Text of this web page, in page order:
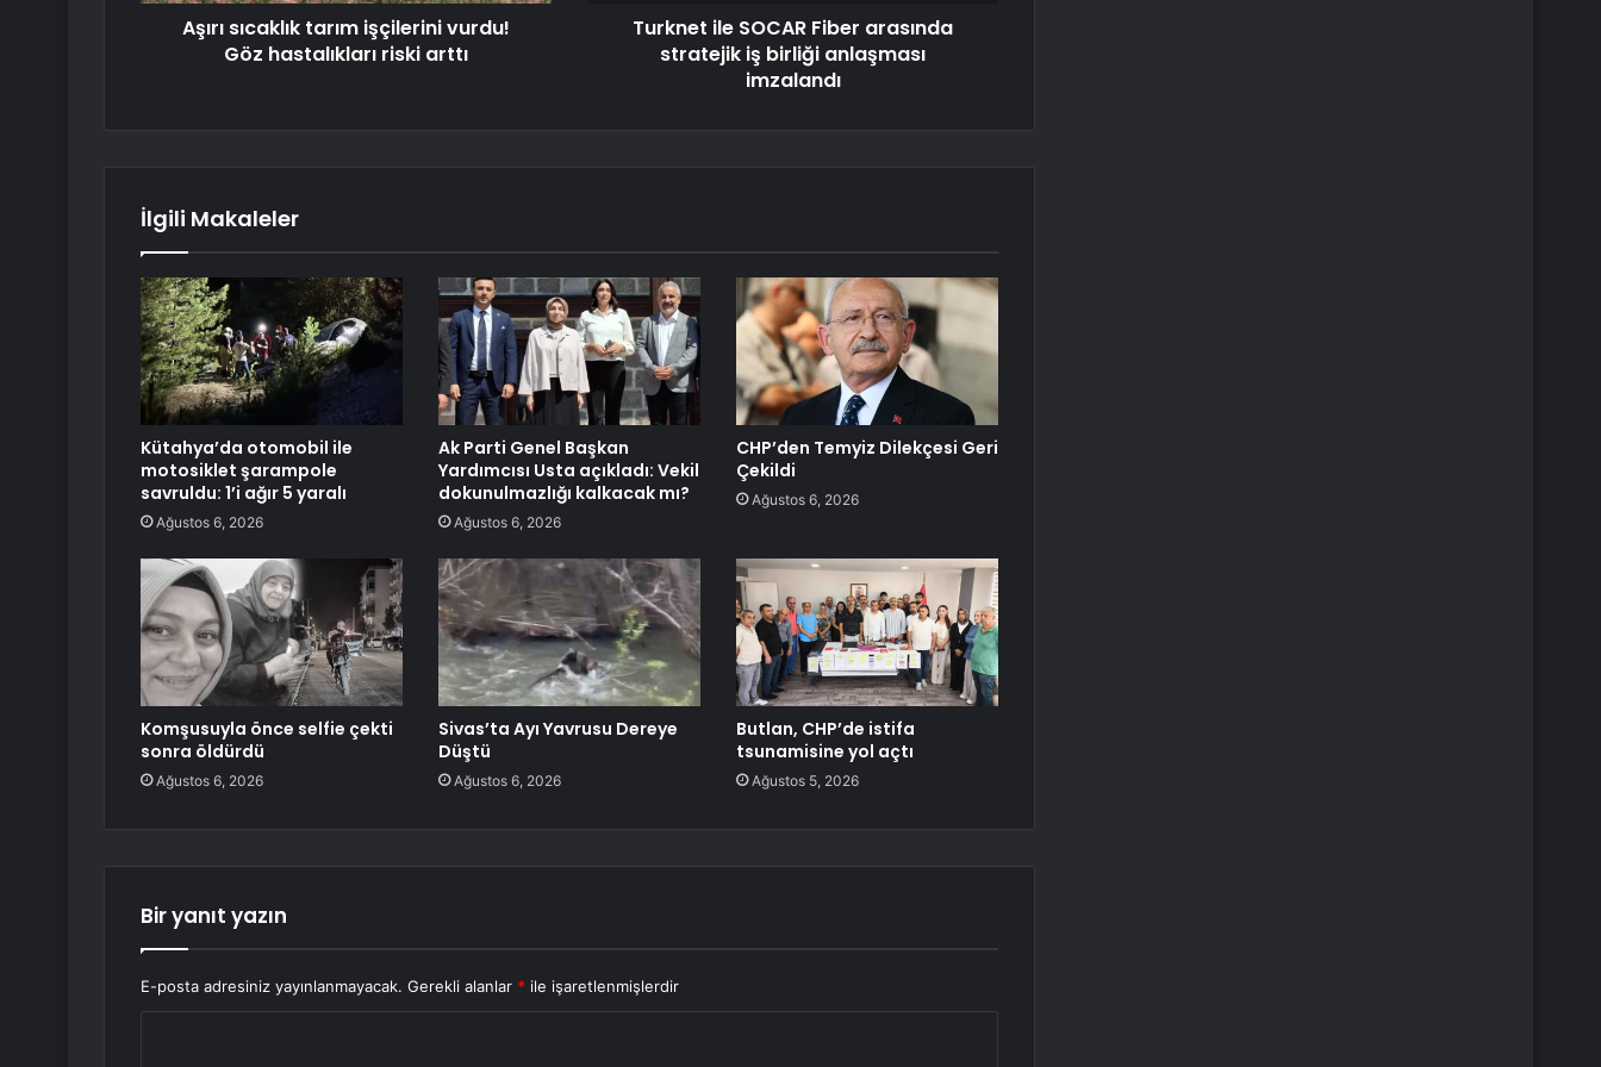
Aşırı sıcaklık tarım işçilerini vurdu!
Göz hastalıkları riski arttı
Turknet ile SOCAR Fiber arasında
stratejik iş birliği anlaşması
imzalandı
İlgili Makaleler
Kütahya’da otomobil ile
motosiklet şarampole
savruldu: 1’i ağır 5 yaralı
Ağustos 6, 2026
Ak Parti Genel Başkan
Yardımcısı Usta açıkladı: Vekil
dokunulmazlığı kalkacak mı?
Ağustos 6, 2026
CHP’den Temyiz Dilekçesi Geri
Çekildi
Ağustos 6, 2026
Komşusuyla önce selfie çekti
sonra öldürdü
Ağustos 6, 2026
Sivas’ta Ayı Yavrusu Dereye
Düştü
Ağustos 6, 2026
Butlan, CHP’de istifa
tsunamisine yol açtı
Ağustos 5, 2026
Bir yanıt yazın
E-posta adresiniz yayınlanmayacak. Gerekli alanlar * ile işaretlenmişlerdir